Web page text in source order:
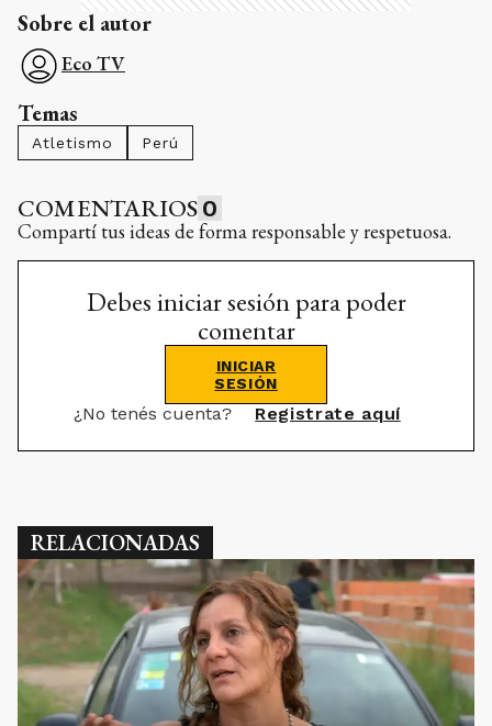
Sobre el autor
Eco TV
Temas
Atletismo Perú
COMENTARIOS 0
Compartí tus ideas de forma responsable y respetuosa.
Debes iniciar sesión para poder
comentar
INICIAR
SESIÓN
¿No tenés cuenta? Registrate aquí
RELACIONADAS